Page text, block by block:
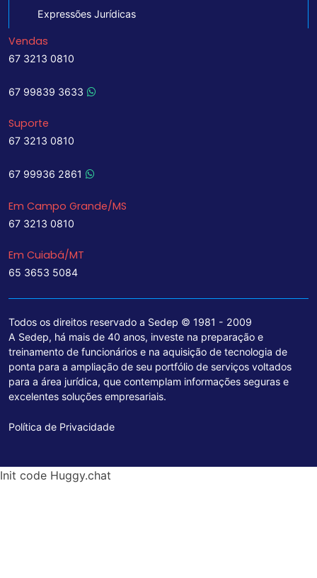
Expressões Jurídicas
Vendas
67 3213 0810
67 99839 3633
Suporte
67 3213 0810
67 99936 2861
Em Campo Grande/MS
67 3213 0810
Em Cuiabá/MT
65 3653 5084
Todos os direitos reservado a Sedep © 1981 - 2009
A Sedep, há mais de 40 anos, investe na preparação e
treinamento de funcionários e na aquisição de tecnologia de
ponta para a ampliação de seu portfólio de serviços voltados
para a área jurídica, que contemplam informações seguras e
excelentes soluções empresariais.
Política de Privacidade
Init code Huggy.chat